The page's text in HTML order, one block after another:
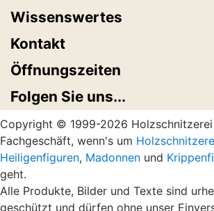
Wissenswertes
Kontakt
Öffnungszeiten
Folgen Sie uns...
Copyright © 1999-2026
Fachgeschäft, wenn's um
Heiligenfiguren, Madonnen und
geht.
Alle Produkte, Bilder und Texte sind
geschützt und dürfen ohne unser